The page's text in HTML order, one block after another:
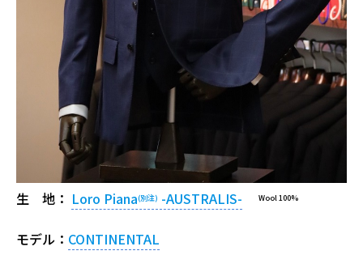
生 地： Loro Piana(別注) -AUSTRALIS- Wool 100%
モデル： CONTINENTAL